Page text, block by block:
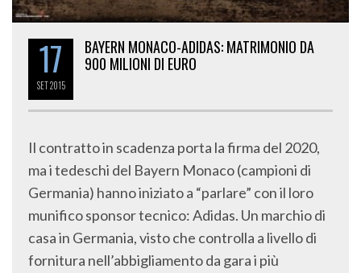
17
SET2015
BAYERN MONACO-ADIDAS: MATRIMONIO DA
900 MILIONI DI EURO
Il contratto in scadenza porta la firma del 2020,
ma i tedeschi del Bayern Monaco (campioni di
Germania) hanno iniziato a “parlare” con il loro
munifico sponsor tecnico: Adidas. Un marchio di
casa in Germania, visto che controlla a livello di
fornitura nell’abbigliamento da gara i più